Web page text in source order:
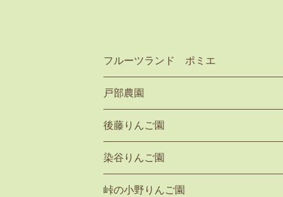
フルーツランド ポミエ
戸部農園
後藤りんご園
染谷りんご園
峠の小野りんご園